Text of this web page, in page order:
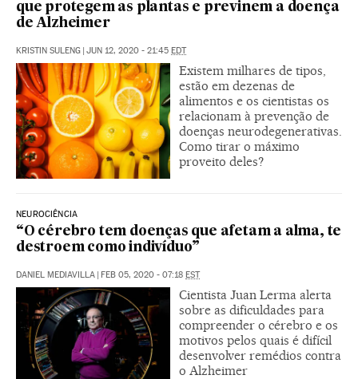
que protegem as plantas e previnem a doença
de Alzheimer
KRISTIN SULENG | JUN 12, 2020 - 21:45 EDT
Existem milhares de tipos,
estão em dezenas de
alimentos e os cientistas os
relacionam à prevenção de
doenças neurodegenerativas.
Como tirar o máximo
proveito deles?
NEUROCIÊNCIA
“O cérebro tem doenças que afetam a alma, te
destroem como indivíduo”
DANIEL MEDIAVILLA | FEB 05, 2020 - 07:18 EST
Cientista Juan Lerma alerta
sobre as dificuldades para
compreender o cérebro e os
motivos pelos quais é difícil
desenvolver remédios contra
o Alzheimer